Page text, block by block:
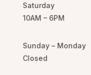
Saturday
10AM – 6PM
Sunday – Monday
Closed